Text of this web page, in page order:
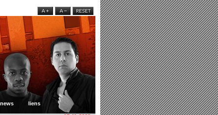
news liens